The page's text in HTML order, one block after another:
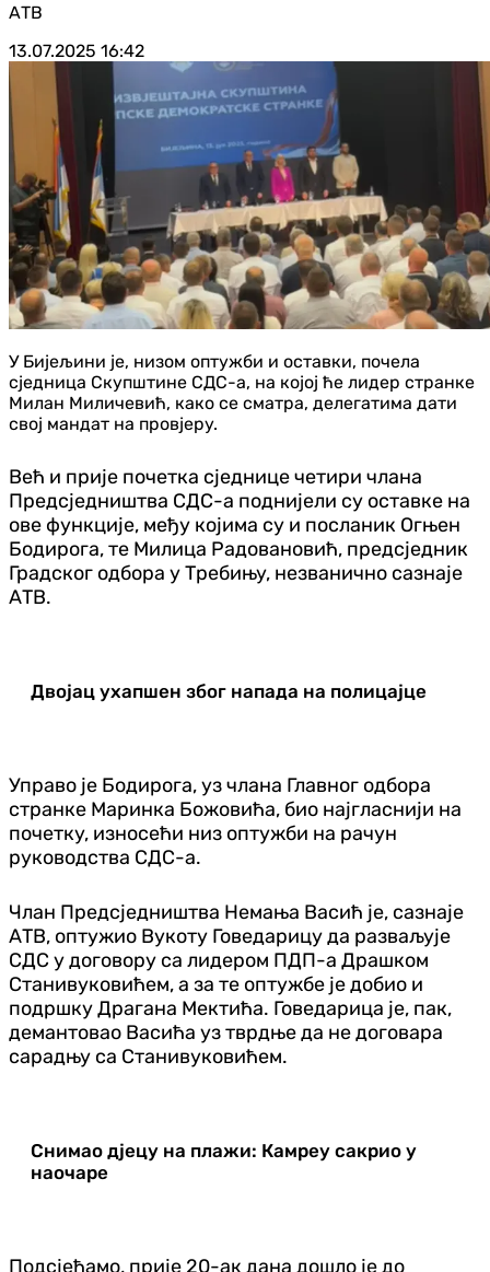
АТВ
13.07.2025 16:42
У Бијељини је, низом оптужби и оставки, почела
сједница Скупштине СДС-а, на којој ће лидер странке
Милан Миличевић, како се сматра, делегатима дати
свој мандат на провјеру.
Већ и прије почетка сједнице четири члана
Предсједништва СДС-а поднијели су оставке на
ове функције, међу којима су и посланик Огњен
Бодирога, те Милица Радовановић, предсједник
Градског одбора у Требињу, незванично сазнаје
АТВ.
Двојац ухапшен због напада на полицајце
Управо је Бодирога, уз члана Главног одбора
странке Маринка Божовића, био најгласнији на
почетку, износећи низ оптужби на рачун
руководства СДС-а.
Члан Предсједништва Немања Васић је, сазнаје
АТВ, оптужио Вукоту Говедарицу да разваљује
СДС у договору са лидером ПДП-а Драшком
Станивуковићем, а за те оптужбе је добио и
подршку Драгана Мектића. Говедарица је, пак,
демантовао Васића уз тврдње да не договара
сарадњу са Станивуковићем.
Снимао дјецу на плажи: Камреу сакрио у
наочаре
Подсјећамо, прије 20-ак дана дошло је до